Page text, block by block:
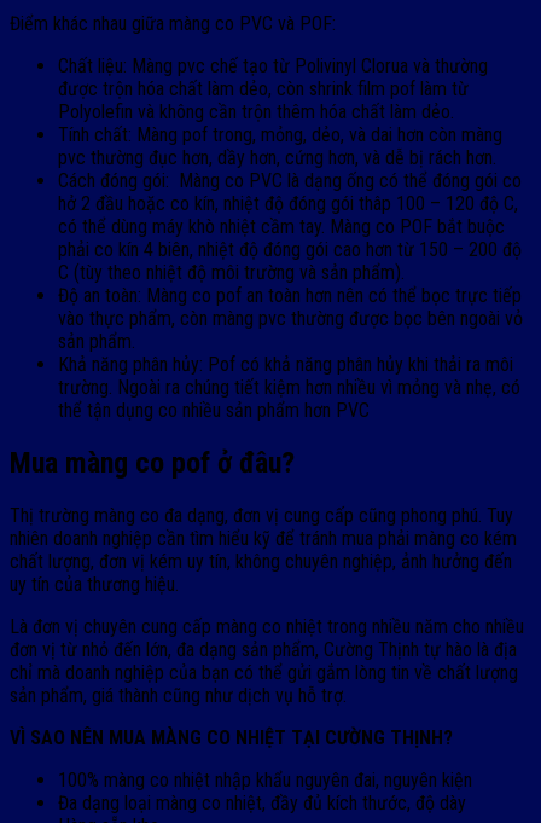
Điểm khác nhau giữa màng co PVC và POF:
Chất liệu: Màng pvc chế tạo từ Polivinyl Clorua và thường
được trộn hóa chất làm dẻo, còn shrink film pof làm từ
Polyolefin và không cần trộn thêm hóa chất làm dẻo.
Tính chất: Màng pof trong, mỏng, dẻo, và dai hơn còn màng
pvc thường đục hơn, dầy hơn, cứng hơn, và dễ bị rách hơn.
Cách đóng gói: Màng co PVC là dạng ống có thể đóng gói co
hở 2 đầu hoặc co kín, nhiệt độ đóng gói thâp 100 – 120 độ C,
có thể dùng máy khò nhiệt cầm tay. Màng co POF bắt buộc
phải co kín 4 biên, nhiệt độ đóng gói cao hơn từ 150 – 200 độ
C (tùy theo nhiệt độ môi trường và sản phẩm).
Độ an toàn: Màng co pof an toàn hơn nên có thể bọc trực tiếp
vào thực phẩm, còn màng pvc thường được bọc bên ngoài vỏ
sản phẩm.
Khả năng phân hủy: Pof có khả năng phân hủy khi thải ra môi
trường. Ngoài ra chúng tiết kiệm hơn nhiều vì mỏng và nhẹ, có
thể tận dụng co nhiều sản phẩm hơn PVC
Mua màng co pof ở đâu?
Thị trường màng co đa dạng, đơn vị cung cấp cũng phong phú. Tuy
nhiên doanh nghiệp cần tìm hiểu kỹ để tránh mua phải màng co kém
chất lượng, đơn vị kém uy tín, không chuyên nghiệp, ảnh hưởng đến
uy tín của thương hiệu.
Là đơn vị chuyên cung cấp màng co nhiệt trong nhiều năm cho nhiều
đơn vị từ nhỏ đến lớn, đa dạng sản phẩm, Cường Thịnh tự hào là địa
chỉ mà doanh nghiệp của bạn có thể gửi gắm lòng tin về chất lượng
sản phẩm, giá thành cũng như dịch vụ hỗ trợ.
VÌ SAO NÊN MUA MÀNG CO NHIỆT TẠI CƯỜNG THỊNH?
100% màng co nhiệt nhập khẩu nguyên đai, nguyên kiện
Đa dạng loại màng co nhiệt, đầy đủ kích thước, độ dày